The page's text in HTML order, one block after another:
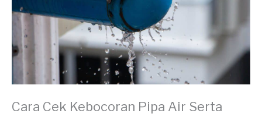
Cara Cek Kebocoran Pipa Air Serta